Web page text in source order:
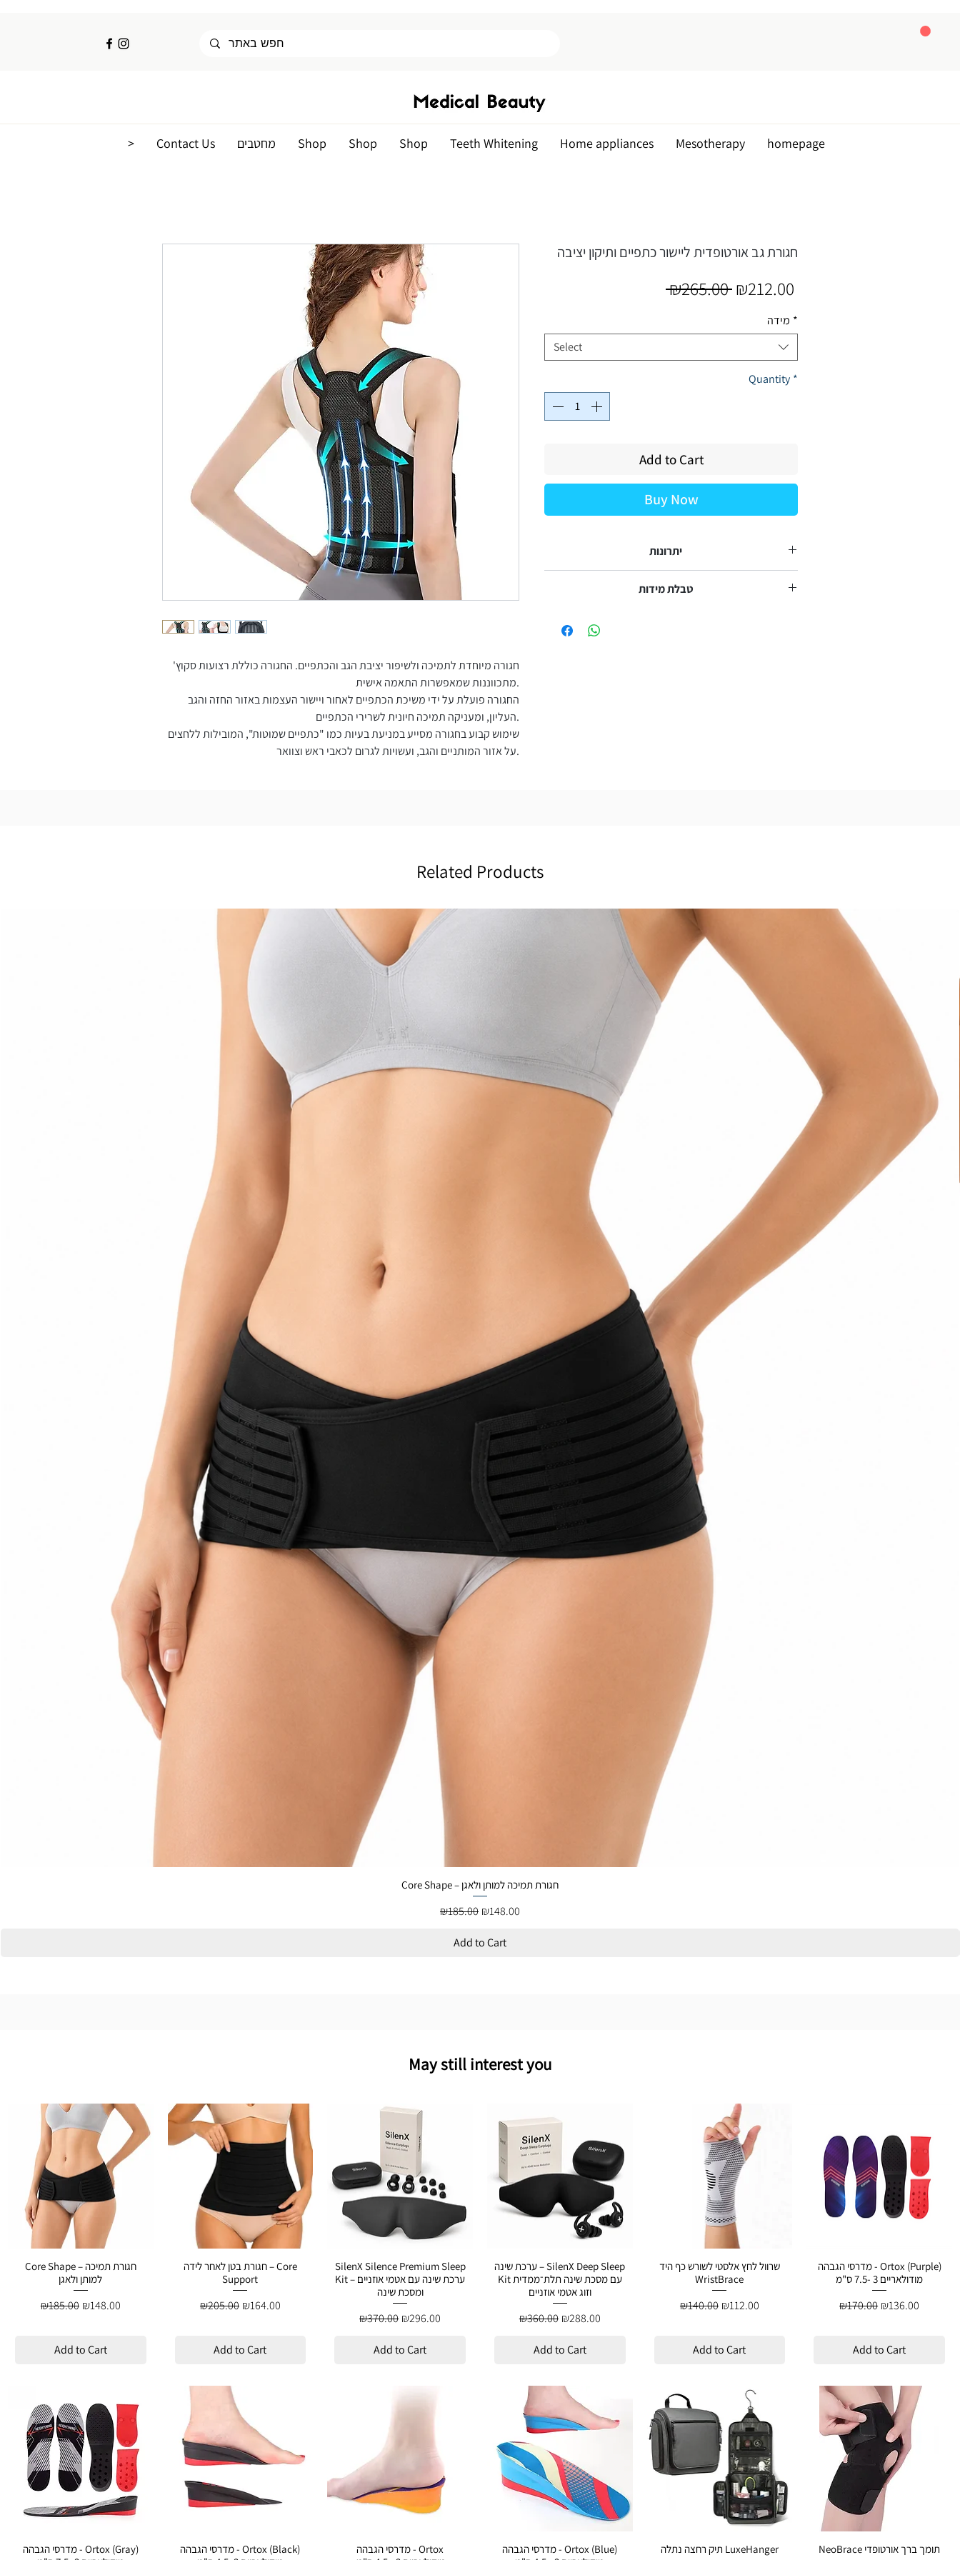
homepage
Mesotherapy
Home appliances
Teeth Whitening
Shop
Shop
Shop מחטבים Contact Us
<
חגורה מיוחדת לתמיכה ולשיפור יציבת הגב והכתפיים. החגורה כוללת רצועות סקוץ'
מתכווננות שמאפשרות התאמה אישית.
החגורה פועלת על ידי משיכת הכתפיים לאחור ויישור העצמות באזור החזה והגב
העליון, ומעניקה תמיכה חיונית לשרירי הכתפיים.
שימוש קבוע בחגורה מסייע במניעת בעיות כמו "כתפיים שמוטות", המובילות ללחצים
על אזור המותניים והגב, ועשויות לגרום לכאבי ראש וצוואר.
חגורת גב אורטופדית ליישור כתפיים ותיקון יציבה
₪265.00 Regular
₪212.00
Price מידה *
Select
Quantity *
Add to Cart
Buy Now
יתרונות
הגב הפחתת לחצים ומניעת החמרה של מצבים קיימים.
טבלת מידות
היקף (אינצ')
Related Products
Core Shape – חגורת תמיכה למותן ולאגן
Regular Price
₪185.00 Sale Price
₪148.00
Add to Cart
May still interest you
Core Shape – חגורת תמיכה
למותן ולאגן
Regular Price
₪185.00 Sale Price
₪148.00
Add to Cart
חגורת בטן לאחר לידה – Core
Support
Regular Price
₪205.00 Sale Price
₪164.00
Add to Cart
SilenX Silence Premium Sleep
Kit – ערכת שינה עם אטמי אוזניים
ומסכת שינה
Regular Price
₪370.00 Sale Price
₪296.00
Add to Cart
ערכת שינה – SilenX Deep Sleep
Kit עם מסכת שינה תלת־ממדית
וזוג אטמי אוזניים
Regular Price
₪360.00 Sale Price
₪288.00
Add to Cart
שרוול לחץ אלסטי לשורש כף היד
WristBrace
Regular Price
₪140.00 Sale Price
₪112.00
Add to Cart
מדרסי הגבהה - Ortox (Purple)
מודולאריים 3 -7.5 ס"מ
Regular Price
₪170.00 Sale Price
₪136.00
Add to Cart
מדרסי הגבהה - Ortox (Gray)
מדרסי הגבהה - Ortox (Black)
מדרסי הגבהה - Ortox
מדרסי הגבהה - Ortox (Blue)
תיק רחצה נתלה LuxeHanger NeoBrace תומך ברך אורטופדי